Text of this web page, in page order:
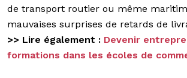
de transport routier ou même
mauvaises surprises de retards de
>> Lire également : Devenir
formations dans les écoles de